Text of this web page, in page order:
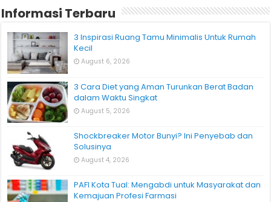
Informasi Terbaru
3 Inspirasi Ruang Tamu Minimalis Untuk Rumah
Kecil
August 6, 2026
3 Cara Diet yang Aman Turunkan Berat Badan
dalam Waktu Singkat
August 5, 2026
Shockbreaker Motor Bunyi? Ini Penyebab dan
Solusinya
August 4, 2026
PAFI Kota Tual: Mengabdi untuk Masyarakat dan
Kemajuan Profesi Farmasi